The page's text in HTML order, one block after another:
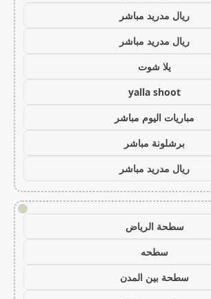
ريال مدريد مباشر
ريال مدريد مباشر
يلا شوت
yalla shoot
مباريات اليوم مباشر
برشلونة مباشر
ريال مدريد مباشر
!
سطحة الرياض
سطحه
سطحة بين المدن